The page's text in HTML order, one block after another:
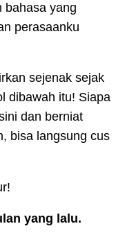
bahasa yang
perasaanku
sejenak sejak
dibawah itu! Siapa
dan berniat
bisa langsung cus
yang lalu.